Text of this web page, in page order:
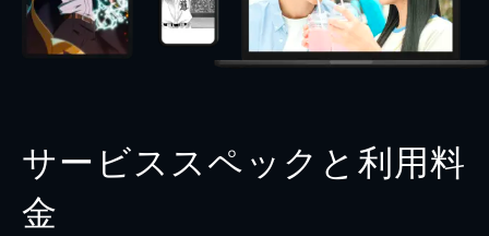
サービススペックと利用料
金